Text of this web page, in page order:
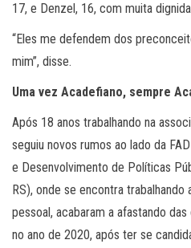
17, e Denzel, 16, com muita
“Eles me defendem dos
mim”, disse.
Uma vez Acadefiano, sempre
Após 18 anos trabalhando na
seguiu novos rumos ao lado da
e Desenvolvimento de Políticas
RS), onde se encontra
pessoal, acabaram a afastando
no ano de 2020, após ter se